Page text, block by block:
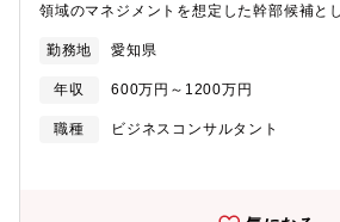
けて大きな課題である通信ノイズを低減す
基板、スマートフォンに内蔵される MEMS
ワイヤレスヘッドセットなどへの当社品採
要が急増しております。
領域のマネジメントを想定した幹部候補と
及び案件PMとしてエンジニアを率いデリ
トファクトリー化など製造現場のDX推進を
【職務詳細】・主に大手製造業のクライア
案件に落とし込み、顧客提案からAIエンジ
ョンサービスの提案、仮説検証、効果検証
ェクト事例】＜画像認識＞・外観検査・ロ
勤務地 愛知県
年収 600万円～1200万円
職種
ビジネスコンサルタント